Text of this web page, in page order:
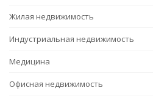
Жилая недвижимость
Индустриальная недвижимость
Медицина
Офисная недвижимость